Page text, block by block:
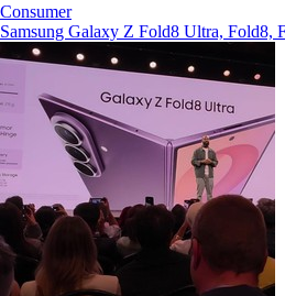
Consumer
Samsung Galaxy Z Fold8 Ultra, Fold8,